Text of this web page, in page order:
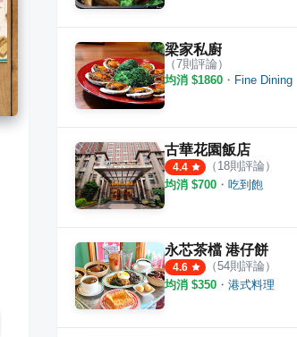
梁家私廚
（7則評論）
均消 $1860 ・ Fine Dining
古華花園飯店
4.4 （ 18則評論）
均消 $700 ・ 吃到飽
永芯茶檔 港仔餅
4.6 （54則評論）
均消 $350 ・ 港式料理